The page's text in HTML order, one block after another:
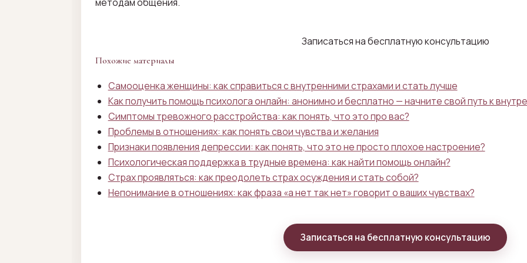
Записаться на бесплатную консультацию
Похожие материалы
Самооценка женщины: как справиться с внутренними страхами и стать лучше
Как получить помощь психолога онлайн: анонимно и бесплатно — начните свой путь к
Симптомы тревожного расстройства: как понять, что это про вас?
Проблемы в отношениях: как понять свои чувства и желания
Признаки появления депрессии: как понять, что это не просто плохое настроение?
Психологическая поддержка в трудные времена: как найти помощь онлайн?
Страх проявляться: как преодолеть страх осуждения и стать собой?
Непонимание в отношениях: как фраза «а нет так нет» говорит о ваших чувствах?
Записаться на бесплатную консультацию